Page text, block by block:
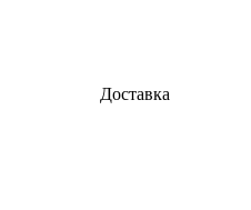
Доставка